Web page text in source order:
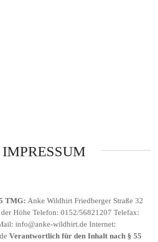
IMPRESSUM
TMG: Anke Wildhirt Friedberger Straße 32
Höhe Telefon: 0152/56821207 Telefax:
info@anke-wildhirt.de Internet:
Verantwortlich für den Inhalt nach § 55